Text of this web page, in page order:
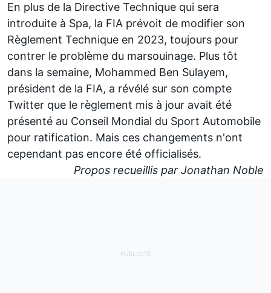
En plus de la Directive Technique qui sera
introduite à Spa, la FIA prévoit de modifier son
Règlement Technique en 2023, toujours pour
contrer le problème du marsouinage. Plus tôt
dans la semaine, Mohammed Ben Sulayem,
président de la FIA, a révélé sur son compte
Twitter que le règlement mis à jour avait été
présenté au Conseil Mondial du Sport Automobile
pour ratification. Mais ces changements n'ont
cependant pas encore été officialisés.
Propos recueillis par Jonathan Noble